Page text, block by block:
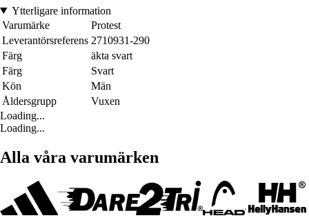
Ytterligare information
Varumärke
Protest
Leverantörsreferens 2710931-290
Färg
äkta svart
Färg
Svart
Kön
Män
Åldersgrupp
Vuxen
Loading...
Loading...
Alla våra varumärken